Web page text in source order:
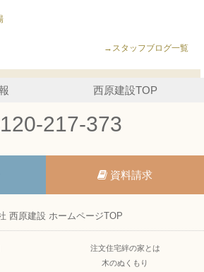
→スタッフブログ一覧
西原建設TOP
217-373
資料請求
西原建設 ホームページTOP
注文住宅絆の家とは
木のぬくもり